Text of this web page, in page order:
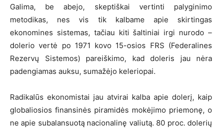
Galima, be abejo, skeptiškai vertinti palyginimo
metodikas, nes vis tik kalbame apie skirtingas
ekonomines sistemas, tačiau kiti šaltiniai irgi nurodo –
dolerio vertė po 1971 kovo 15-osios FRS (Federalines
Rezervų Sistemos) pareiškimo, kad doleris jau nėra
padengiamas auksu, sumažėjo keleriopai.
Radikalūs ekonomistai jau atvirai kalba apie dolerį, kaip
globaliosios finansinės piramidės mokėjimo priemonę, o
ne apie subalansuotą nacionalinę valiutą. 80 proc. dolerių